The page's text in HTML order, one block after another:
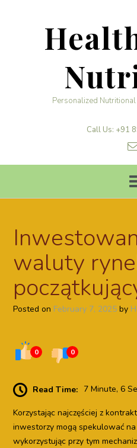
Personalized
Call Us: +91
waluty
Posted on February 7, 2025 by
0 0
Read Time: 7 Minute, 6
Korzystając najczęściej z
inwestorzy mogą spekulować
wykorzystując przy tym